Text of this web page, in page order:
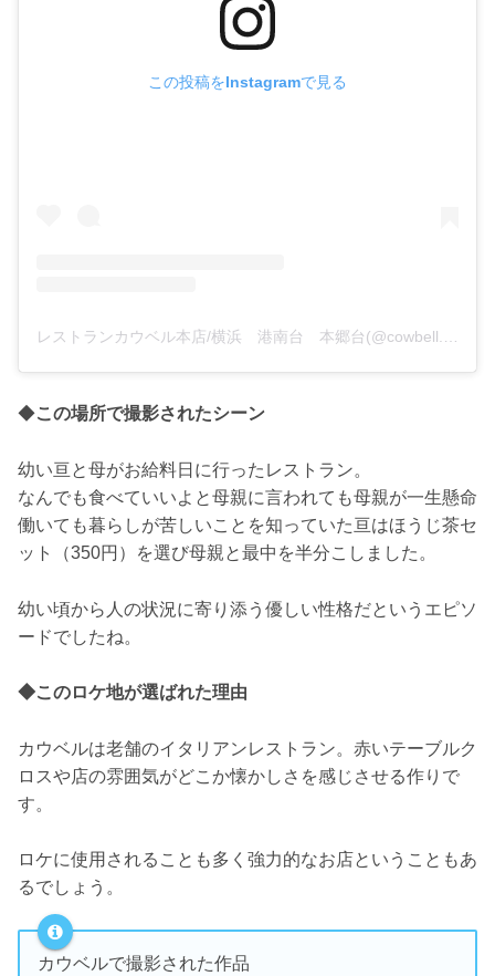
この投稿をInstagramで見る
レストランカウベル本店/横浜 港南台 本郷台(@cowbell.honten)がシェアした投稿
◆この場所で撮影されたシーン
幼い亘と母がお給料日に行ったレストラン。
なんでも食べていいよと母親に言われても母親が一生懸命
働いても暮らしが苦しいことを知っていた亘はほうじ茶セ
ット（350円）を選び母親と最中を半分こしました。
幼い頃から人の状況に寄り添う優しい性格だというエピソ
ードでしたね。
◆このロケ地が選ばれた理由
カウベルは老舗のイタリアンレストラン。赤いテーブルク
ロスや店の雰囲気がどこか懐かしさを感じさせる作りで
す。
ロケに使用されることも多く強力的なお店ということもあ
るでしょう。
カウベルで撮影された作品